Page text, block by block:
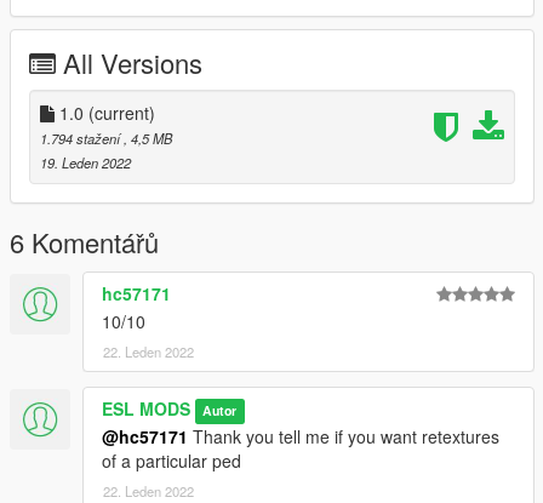
All Versions
1.0 (current)
1.794 stažení, 4,5 MB
19. Leden 2022
6 Komentářů
hc57171
10/10
22. Leden 2022
ESL MODS Autor
@hc57171 Thank you tell me if you want retextures
of a particular ped
22. Leden 2022